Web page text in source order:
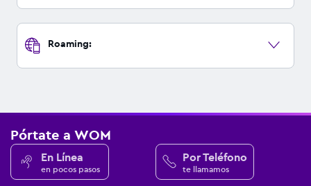
Roaming:
Pórtate a WOM
En Línea
en pocos pasos
Por Teléfono
te llamamos